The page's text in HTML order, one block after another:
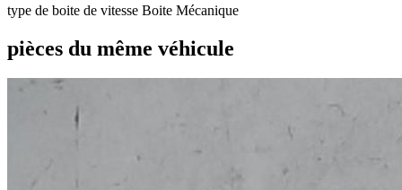
type de boite de vitesse Boite Mécanique
pièces du même véhicule